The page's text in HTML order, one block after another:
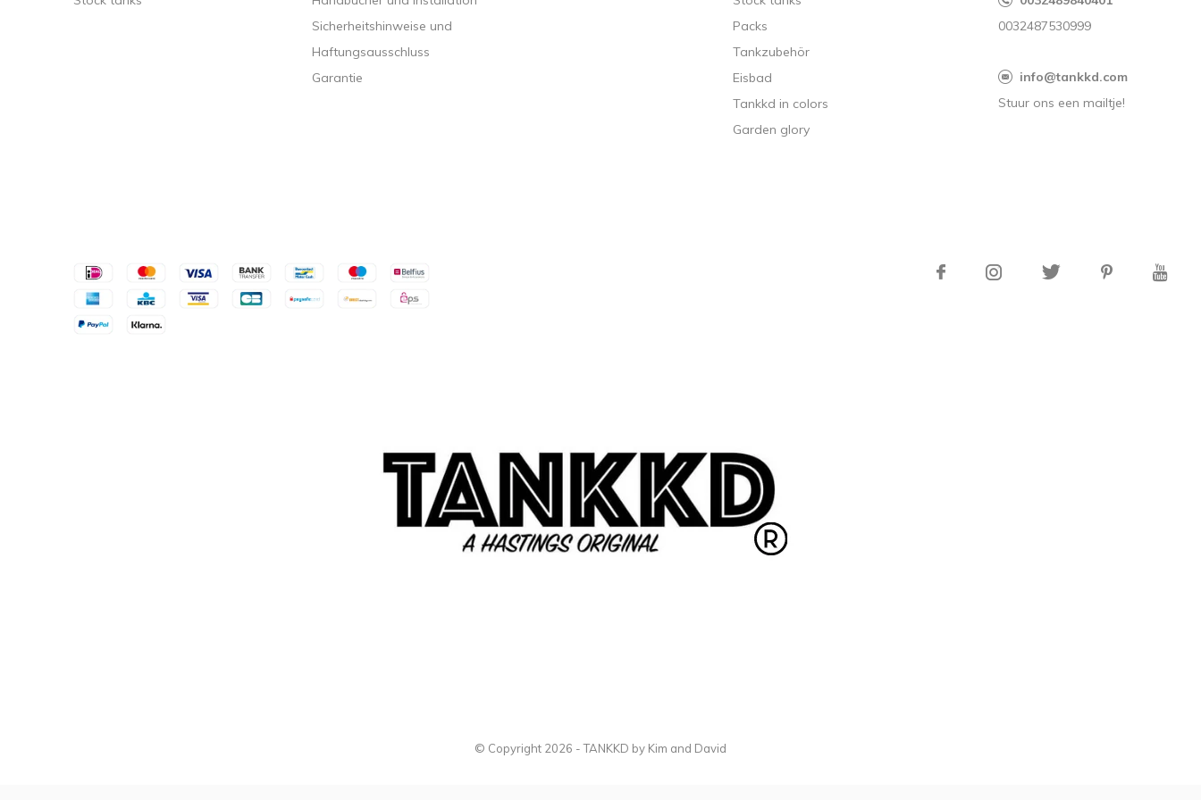
Sicherheitshinweise und
Haftungsausschluss
Garantie
Packs
Tankzubehör
Eisbad
Tankkd in colors
Garden glory
0032487530999
info@tankkd.com
Stuur ons een mailtje!
© Copyright 2026 - TANKKD by Kim and David